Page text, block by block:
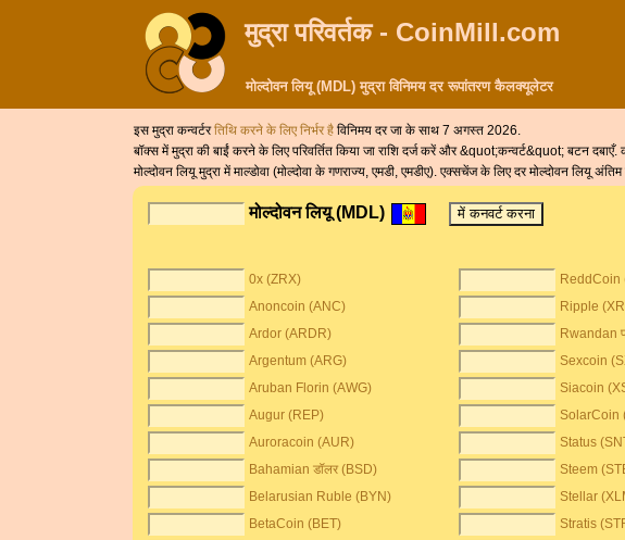
मुद्रा परिवर्तक - CoinMill.com
मोल्दोवन लियू (MDL) मुद्रा विनिमय दर रूपांतरण कैलक्यूलेटर
इस मुद्रा कन्वर्टरतिथि करने के लिए निर्भर है विनिमय दर जा के साथ 7 अगस्त 2026.
बॉक्स में मुद्रा की बाईं करने के लिए परिवर्तित किया जा राशि दर्ज करें और &quot;कन्वर्ट&quot; बटन
मोल्दोवन लियू मुद्रा में माल्डोवा (मोल्दोवा के गणराज्य, एमडी, एमडीए). एक्सचेंज के लिए दर मोल्दोवन
मोल्दोवन लियू (MDL)
0x (ZRX) ReddCoin
Anoncoin (ANC)
Ripple
Ardor (ARDR)
Rwandan
Argentum (ARG)
Sexcoin
Aruban Florin (AWG)
Siacoin
Augur (REP)
SolarCoin
Auroracoin (AUR)
Status
Bahamian डॉलर (BSD)
Steem
Belarusian Ruble (BYN)
Stellar
BetaCoin (BET)
Stratis